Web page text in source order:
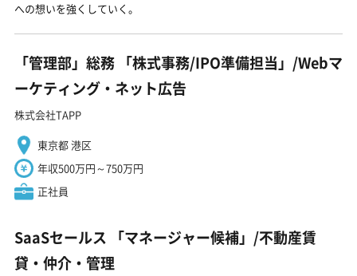
への想いを強くしていく。
「管理部」総務 「株式事務/IPO準備担当」/Webマ
ーケティング・ネット広告
株式会社TAPP
東京都 港区
年収500万円～750万円
正社員
SaaSセールス 「マネージャー候補」/不動産賃
貸・仲介・管理